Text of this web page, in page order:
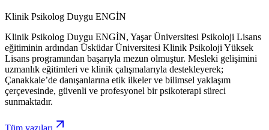
Klinik Psikolog Duygu ENGİN
Klinik Psikolog Duygu ENGİN, Yaşar Üniversitesi Psikoloji Lisans
eğitiminin ardından Üsküdar Üniversitesi Klinik Psikoloji Yüksek
Lisans programından başarıyla mezun olmuştur. Mesleki gelişimini
uzmanlık eğitimleri ve klinik çalışmalarıyla destekleyerek;
Çanakkale’de danışanlarına etik ilkeler ve bilimsel yaklaşım
çerçevesinde, güvenli ve profesyonel bir psikoterapi süreci
sunmaktadır.
Tüm yazıları